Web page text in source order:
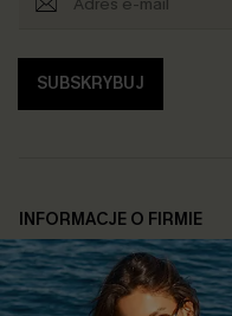
SUBSKRYBUJ
INFORMACJE O FIRMIE
O NAS
Opinie Klientów